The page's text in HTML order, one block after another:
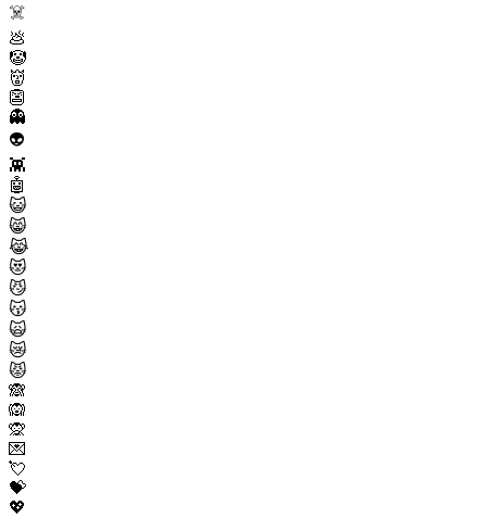
☠️
💩
🤡
👹
👺
👻
👽
👾
🤖
😺
😸
😹
😻
😼
😽
🙀
😿
😾
🙈
🙉
🙊
💌
💘
💝
💖